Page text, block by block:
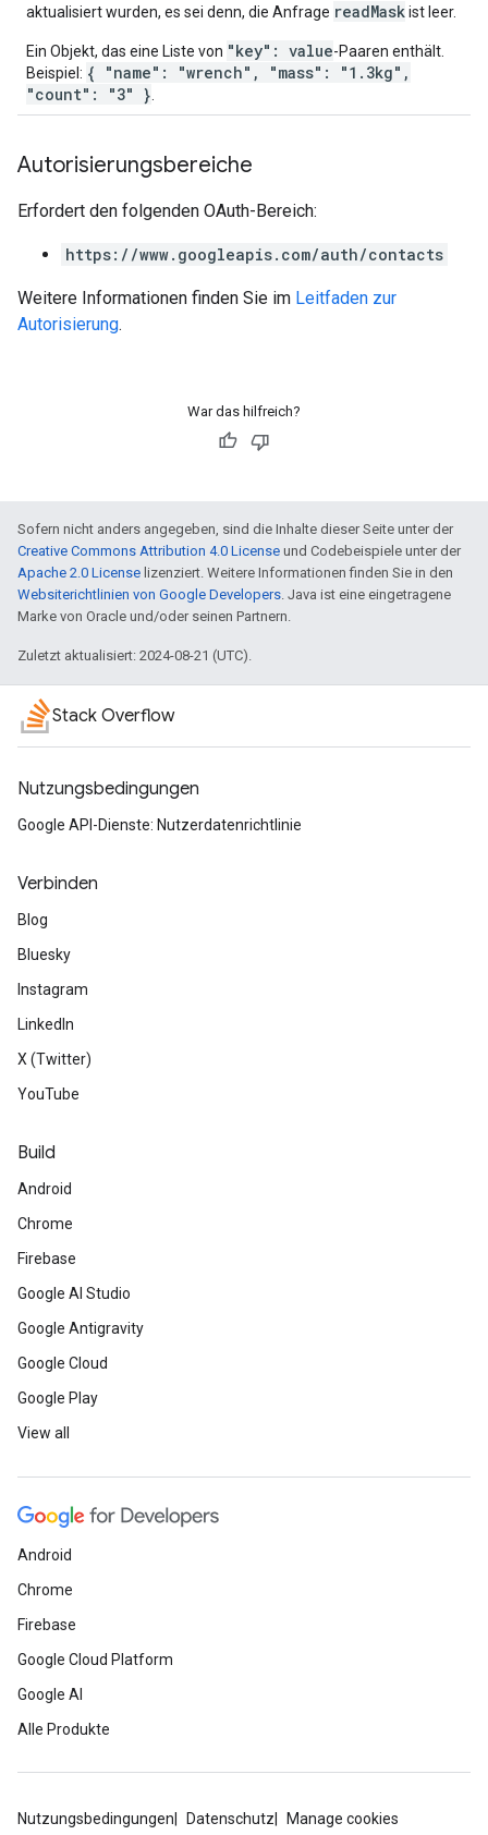
aktualisiert wurden, es sei denn, die Anfrage readMaskist leer.
Ein Objekt, das eine Liste von "key": value-Paaren enthält.
Beispiel: { "name": "wrench", "mass": "1.3kg",
"count": "3" }
Autorisierungsbereiche
Erfordert den folgenden OAuth-Bereich:
https://www.googleapis.com/auth/contacts
Weitere Informationen finden Sie im Leitfaden zur
Autorisierung.
War das hilfreich?
Sofern nicht anders angegeben, sind die Inhalte dieser Seite unter der
Creative Commons Attribution 4.0 License und Codebeispiele unter der
Apache 2.0 License lizenziert. Weitere Informationen finden Sie in den
Websiterichtlinien von Google Developers. Java ist eine eingetragene
Marke von Oracle und/oder seinen Partnern.
Zuletzt aktualisiert: 2024-08-21 (UTC).
Stack Overflow
Nutzungsbedingungen
Google API-Dienste: Nutzerdatenrichtlinie
Verbinden
Blog
Bluesky
Instagram
LinkedIn
X (Twitter)
YouTube
Build
Android
Chrome
Firebase
Google AI Studio
Google Antigravity
Google Cloud
Google Play
View all
Android
Chrome
Firebase
Google Cloud Platform
Google AI
Alle Produkte
Nutzungsbedingungen Datenschutz Manage cookies